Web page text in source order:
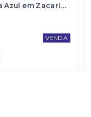
Condomínio Residencial Arara Azul em Zacarias/SP
VENDA